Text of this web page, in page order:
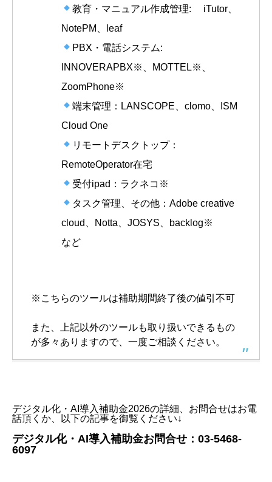
教育・マニュアル作成管理: iTutor、
NotePM、leaf
PBX・電話システム:
INNOVERAPBX※、MOTTEL※、
ZoomPhone※
端末管理：LANSCOPE、clomo、ISM
Cloud One
リモートデスクトップ：
RemoteOperator在宅
受付ipad：ラクネコ※
タスク管理、その他：Adobe creative
cloud、Notta、JOSYS、backlog※
など
※こちらのツールは補助期間終了後の値引不可
また、上記以外のツールも取り扱いできるもの
が多々ありますので、一度ご相談ください。
デジタル化・AI導入補助金2026の詳細、お問合せはお電
話頂くか、以下の記事を御覧ください↓
デジタル化・AI導入補助金お問合せ：03-5468-
6097